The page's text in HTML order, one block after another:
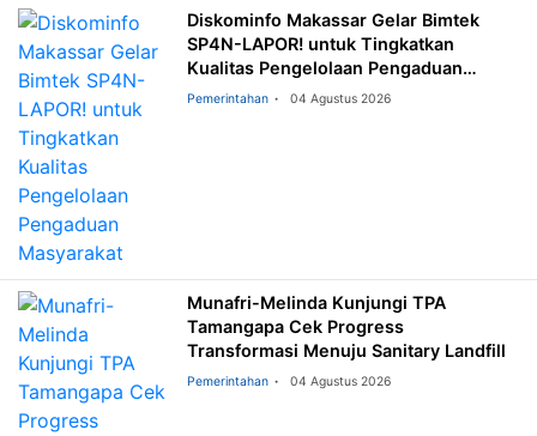
Diskominfo Makassar Gelar Bimtek
SP4N-LAPOR! untuk Tingkatkan
Kualitas Pengelolaan Pengaduan
Masyarakat
Pemerintahan 04 Agustus 2026
Munafri-Melinda Kunjungi TPA
Tamangapa Cek Progress
Transformasi Menuju Sanitary Landfill
Pemerintahan 04 Agustus 2026